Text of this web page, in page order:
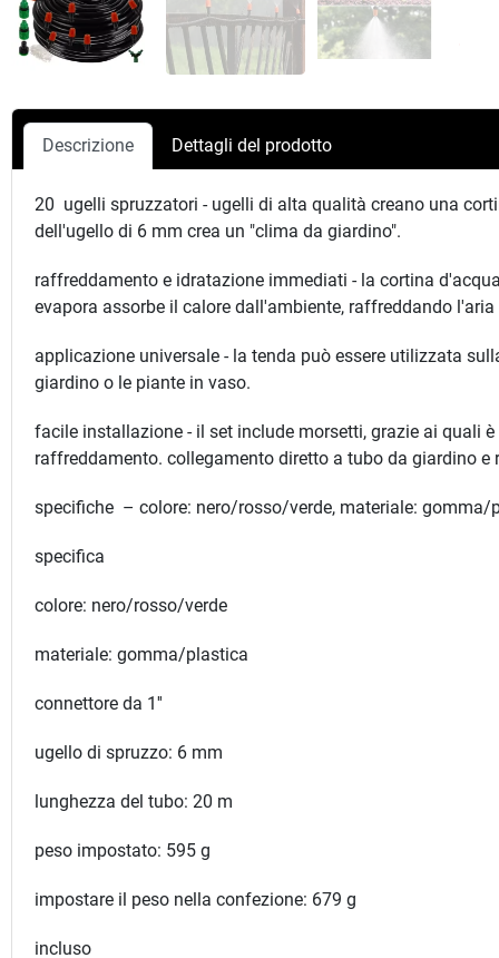
Descrizione Dettagli del prodotto
20 ugelli spruzzatori - ugelli di alta qualità creano una
dell'ugello di 6 mm crea un "clima da giardino".
raffreddamento e idratazione immediati - la cortina
evapora assorbe il calore dall'ambiente, raffreddando
applicazione universale - la tenda può essere utilizzata
giardino o le piante in vaso.
facile installazione - il set include morsetti, grazie ai quali
raffreddamento. collegamento diretto a tubo da giardino e
specifiche – colore: nero/rosso/verde, materiale: gomma/
specifica
colore: nero/rosso/verde
materiale: gomma/plastica
connettore da 1''
ugello di spruzzo: 6 mm
lunghezza del tubo: 20 m
peso impostato: 595 g
impostare il peso nella confezione: 679 g
incluso